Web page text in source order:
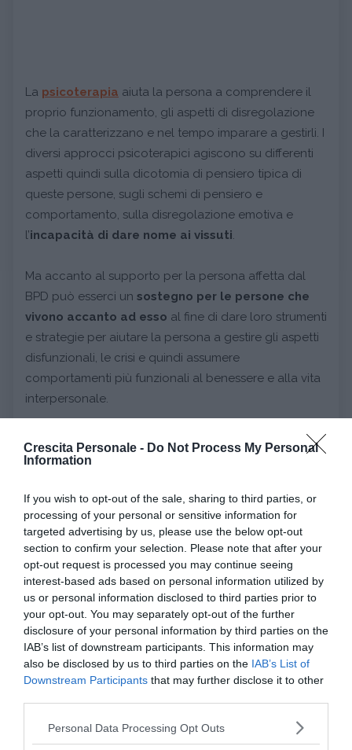
Crescita Personale - Do Not Process My Personal
Information
If you wish to opt-out of the sale, sharing to third parties, or
processing of your personal or sensitive information for
targeted advertising by us, please use the below opt-out
section to confirm your selection. Please note that after your
opt-out request is processed you may continue seeing
interest-based ads based on personal information utilized by
us or personal information disclosed to third parties prior to
your opt-out. You may separately opt-out of the further
disclosure of your personal information by third parties on the
IAB’s list of downstream participants. This information may
also be disclosed by us to third parties on the IAB’s List of
Downstream Participants that may further disclose it to other
Please note that this website/app uses one or more Google
Personal Data Processing Opt Outs
La psicoterapia aiuta la persona a comprendere il
proprio funzionamento, gli aspetti di disregolazione
che la caratterizzano e nel tempo imparare a gestirli. I
diversi approcci psicoterapici agiscono su differenti
aspetti quindi sulla dicotomia di pensiero tipica di
queste persone, sugli schemi di pensiero e
comportamento, sulla disregolazione emotiva e
l’incapacità di dare nome ai vissuti.
Ma accanto al supporto per la persona affetta dal
BPD può esserci un sostegno per le persone che
vivono accanto ad esso al fine di dare loro strumenti
e strategie per aiutare la persona a gestire gli aspetti
disfunzionali, le crisi e quindi assumere
comportamenti più funzionali al benessere e alla vita
interpersonale.
È importante sapere che il supporto è molto lungo,
spesso anche per tutta la propria esistenza poiché il
Five) e quindi il funzionamento ad ampio, ampissimo
raggio. Ci possono essere casi in cui è necessario il
ricovero ospedaliero o il trattamento residenziale.
4. Gestire le dinamiche nella sindrome
borderline
Essere convivente, famigliare o fidanzarsi con una
persona borderline richiede la consapevolezza delle
caratteristiche della patologia e anche di come
attivare un supporto funzionale.